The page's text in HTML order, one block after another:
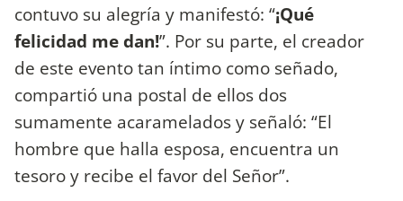
contuvo su alegría y manifestó: “¡Qué
felicidad me dan!”. Por su parte, el creador
de este evento tan íntimo como señado,
compartió una postal de ellos dos
sumamente acaramelados y señaló: “El
hombre que halla esposa, encuentra un
tesoro y recibe el favor del Señor”.